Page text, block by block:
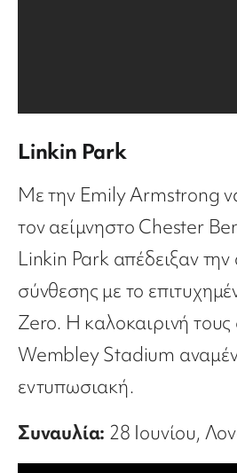
Linkin Park
Με την Emily Armstrong
τον αείμνηστο Chester
Linkin Park απέδειξαν την
σύνθεσης με το
Zero. Η καλοκαιρινή
Wembley Stadium
εντυπωσιακή.
Συναυλία: 28 Ιουνίου,